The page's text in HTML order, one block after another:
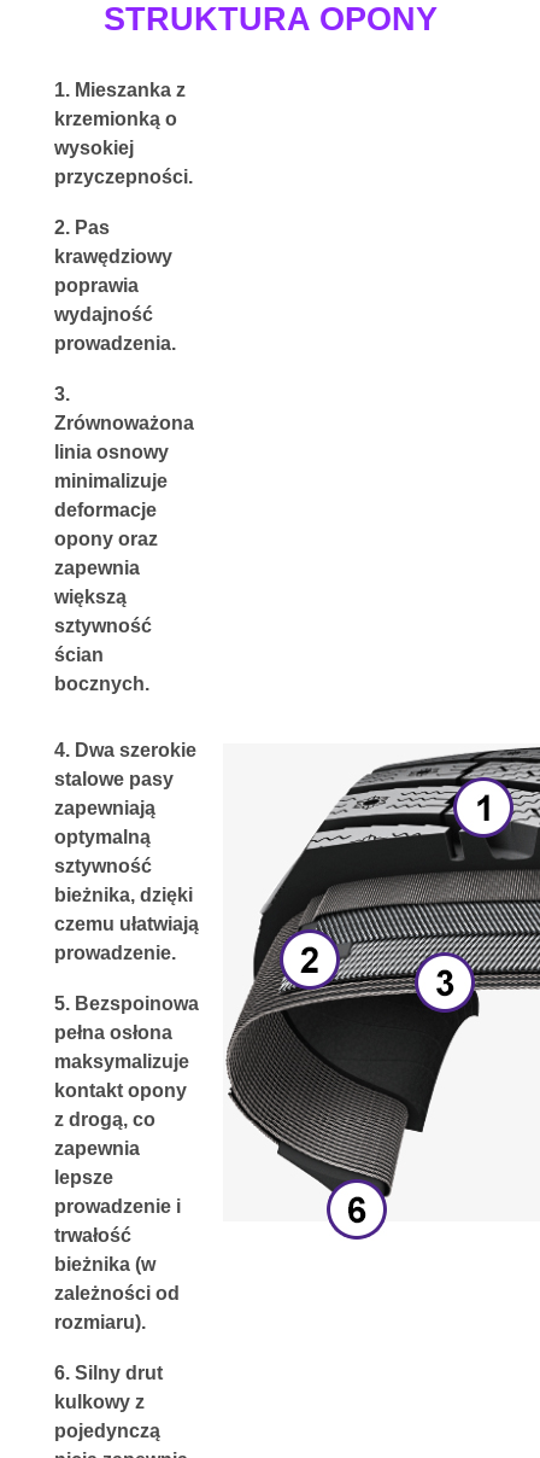
STRUKTURA OPONY
krzemionką o
wysokiej
przyczepności.
2. Pas
krawędziowy
poprawia
wydajność
prowadzenia.
Zrównoważona
linia osnowy
minimalizuje
deformacje
opony oraz
zapewnia
większą
sztywność
ścian
bocznych.
4. Dwa szerokie
stalowe pasy
zapewniają
optymalną
sztywność
bieżnika, dzięki
czemu ułatwiają
prowadzenie.
5. Bezspoinowa
pełna osłona
maksymalizuje
kontakt opony
z drogą, co
zapewnia
lepsze
prowadzenie i
trwałość
bieżnika (w
zależności od
rozmiaru).
6. Silny drut
kulkowy z
pojedynczą